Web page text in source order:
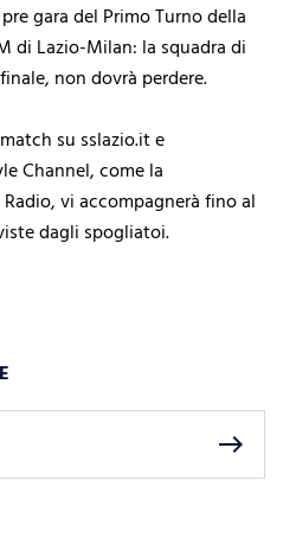
gara del Primo Turno della
di Lazio-Milan: la squadra di
non dovrà perdere.
su sslazio.it e
Channel, come la
vi accompagnerà fino al
dagli spogliatoi.
east